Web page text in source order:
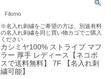
Filomo
※名入れ刺繍をご希望の方は、別途有料
の名入れ刺繍を同じ買い物カゴでご購入
ください
カシミヤ100% ストライプ マフ
ラー 厚手 レディース【ネコポ
スで送料無料】 7F 【名入れ刺
繍可能】